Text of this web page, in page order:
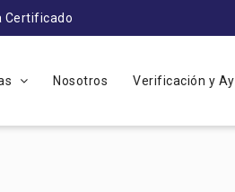
Certificado
Nosotros Verificación y